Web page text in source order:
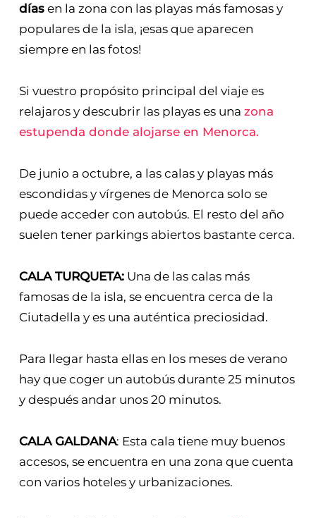
díasen la zona con las playas más famosas y
populares de la isla, ¡esas que aparecen
siempre en las fotos!
Si vuestro propósito principal del viaje es
relajaros y descubrir las playas es una zona
estupenda donde alojarse en Menorca.
De junio a octubre, a las calas y playas más
escondidas y vírgenes de Menorca solo se
puede acceder con autobús. El resto del año
suelen tener parkings abiertos bastante cerca.
CALA TURQUETA:Una de las calas más
famosas de la isla, se encuentra cerca de la
Ciutadella y es una auténtica preciosidad.
Para llegar hasta ellas en los meses de verano
hay que coger un autobús durante 25 minutos
y después andar unos 20 minutos.
CALA GALDANA: Esta cala tiene muy buenos
accesos, se encuentra en una zona que cuenta
con varios hoteles y urbanizaciones.